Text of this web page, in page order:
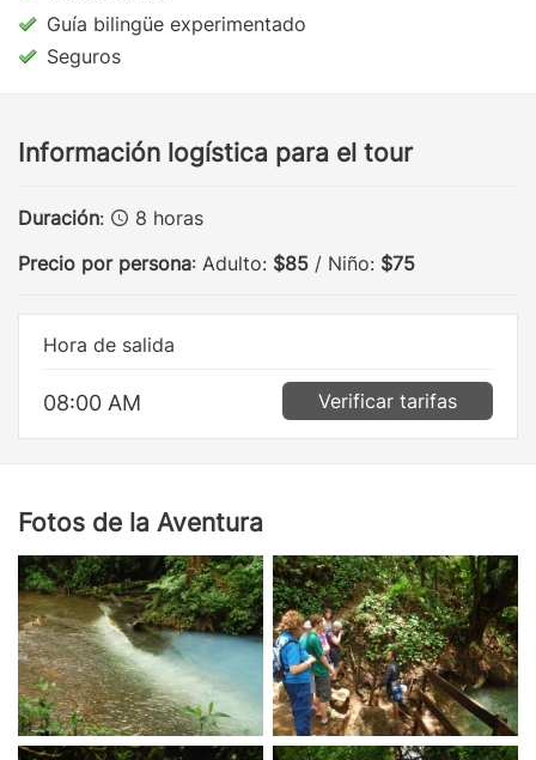
Guía bilingüe experimentado
Seguros
Información logística para el tour
Duración:
8 horas
Precio por persona: Adulto: $85 / Niño: $75
Hora de salida
08:00 AM Verificar tarifas
Fotos de la Aventura